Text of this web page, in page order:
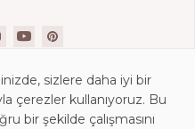
sizlere daha iyi bir
çerezler kullanıyoruz. Bu
bir şekilde çalışmasını